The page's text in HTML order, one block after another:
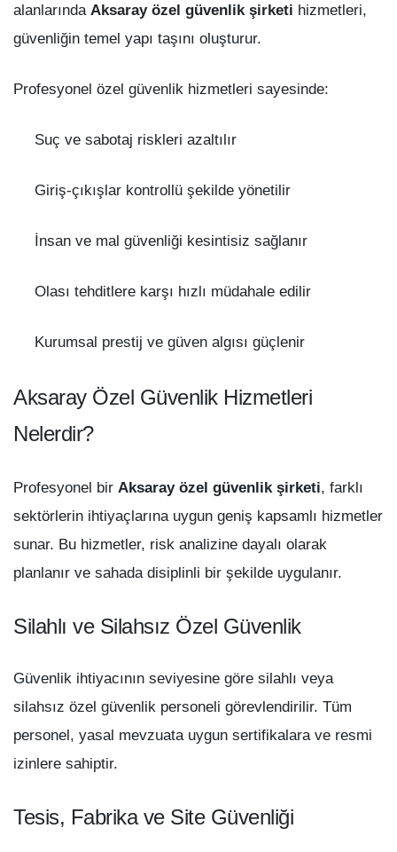
alanlarında Aksaray özel güvenlik şirketi hizmetleri,
güvenliğin temel yapı taşını oluşturur.
Profesyonel özel güvenlik hizmetleri sayesinde:
Suç ve sabotaj riskleri azaltılır
Giriş-çıkışlar kontrollü şekilde yönetilir
İnsan ve mal güvenliği kesintisiz sağlanır
Olası tehditlere karşı hızlı müdahale edilir
Kurumsal prestij ve güven algısı güçlenir
Aksaray Özel Güvenlik Hizmetleri
Nelerdir?
Profesyonel bir Aksaray özel güvenlik şirketi, farklı
sektörlerin ihtiyaçlarına uygun geniş kapsamlı hizmetler
sunar. Bu hizmetler, risk analizine dayalı olarak
planlanır ve sahada disiplinli bir şekilde uygulanır.
Silahlı ve Silahsız Özel Güvenlik
Güvenlik ihtiyacının seviyesine göre silahlı veya
silahsız özel güvenlik personeli görevlendirilir. Tüm
personel, yasal mevzuata uygun sertifikalara ve resmi
izinlere sahiptir.
Tesis, Fabrika ve Site Güvenliği